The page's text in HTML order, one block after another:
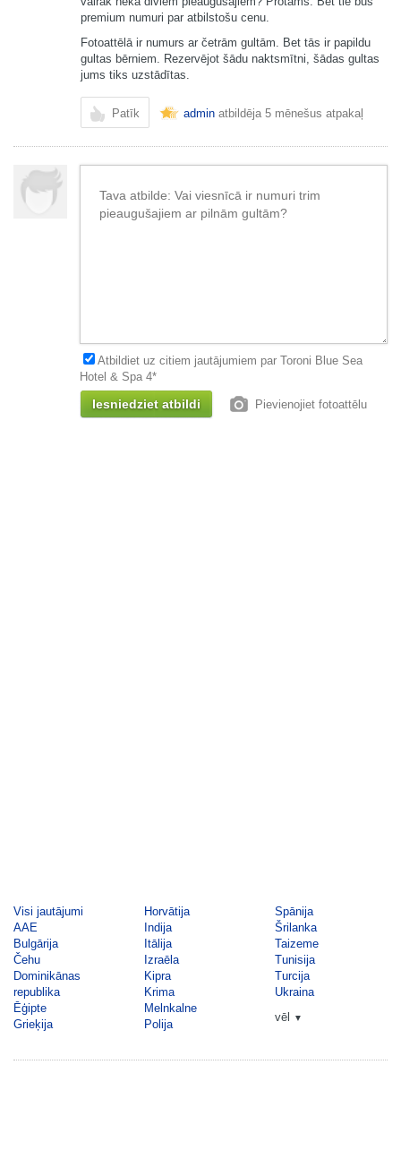
premium numuri par atbilstošu cenu.
Fotoattēlā ir numurs ar četrām gultām. Bet tās ir papildu
gultas bērniem. Rezervējot šādu naktsmītni, šādas gultas
jums tiks uzstādītas.
Patīk admin atbildēja 5 mēnešus atpakaļ
Atbildiet uz citiem jautājumiem par Toroni Blue Sea
Hotel & Spa 4*
Pievienojiet fotoattēlu
Visi jautājumi
AAE
Bulgārija
Čehu
Dominikānas
republika
Ēģipte
Grieķija
Horvātija
Indija
Itālija
Izraēla
Kipra
Krima
Melnkalne
Polija
Spānija
Šrilanka
Taizeme
Tunisija
Turcija
Ukraina
vēl
▼